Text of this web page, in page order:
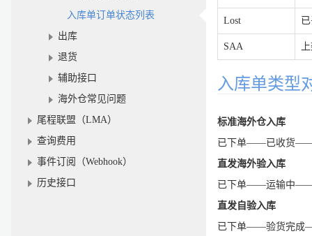
入库单订单状态列表
出库
退货
辅助接口
海外仓常见问题
尾程联盟（LMA）
查询费用
事件订阅（Webhook）
历史接口
Lost
SAA
入库单类型
标准海外仓入库
已下单——已收货
直发海外验入库
已下单——运输中
直发自验入库
已下单——验货完